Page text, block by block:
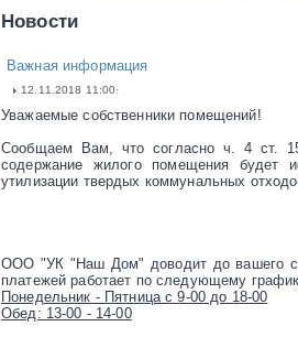
Новости
Важная информация
12.11.2018 11:00·
Уважаемые собственники помещений!
Сообщаем Вам, что согласно ч. 4 ст.
содержание жилого помещения будет
утилизации твердых коммунальных
ООО "УК "Наш Дом" доводит до вашего
платежей работает по следующему
Понедельник - Пятница с 9-00 до 18-00
Обед: 13-00 - 14-00